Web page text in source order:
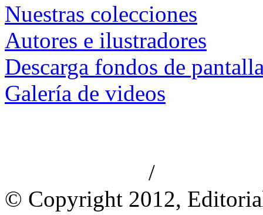
Nuestras colecciones
Autores e ilustradores
Descarga fondos de
Galería de videos
/
© Copyright 2012,